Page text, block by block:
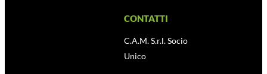
CONTATTI
C.A.M. S.r.l. Socio
Unico